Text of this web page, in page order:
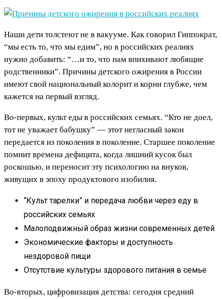
Наши дети толстеют не в вакууме. Как говорил Гиппократ,
“мы есть то, что мы едим”, но в российских реалиях
нужно добавить: “…и то, что нам впихивают любящие
родственники”. Причины детского ожирения в России
имеют свой национальный колорит и корни глубже, чем
кажется на первый взгляд.
Во-первых, культ еды в российских семьях. “Кто не доел,
тот не уважает бабушку” — этот негласный закон
передается из поколения в поколение. Старшее поколение
помнит времена дефицита, когда лишний кусок был
роскошью, и переносит эту психологию на внуков,
живущих в эпоху продуктового изобилия.
“Культ тарелки” и передача любви через еду в
российских семьях
Малоподвижный образ жизни современных детей
Экономические факторы и доступность
нездоровой пищи
Отсутствие культуры здорового питания в семье
Во-вторых, цифровизация детства: сегодня средний